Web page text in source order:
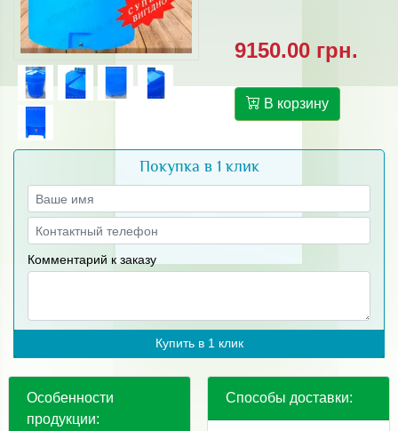
9150.00 грн.
В корзину
Покупка в 1 клик
Комментарий к заказу
Купить в 1 клик
Особенности
продукции:
Способы доставки: